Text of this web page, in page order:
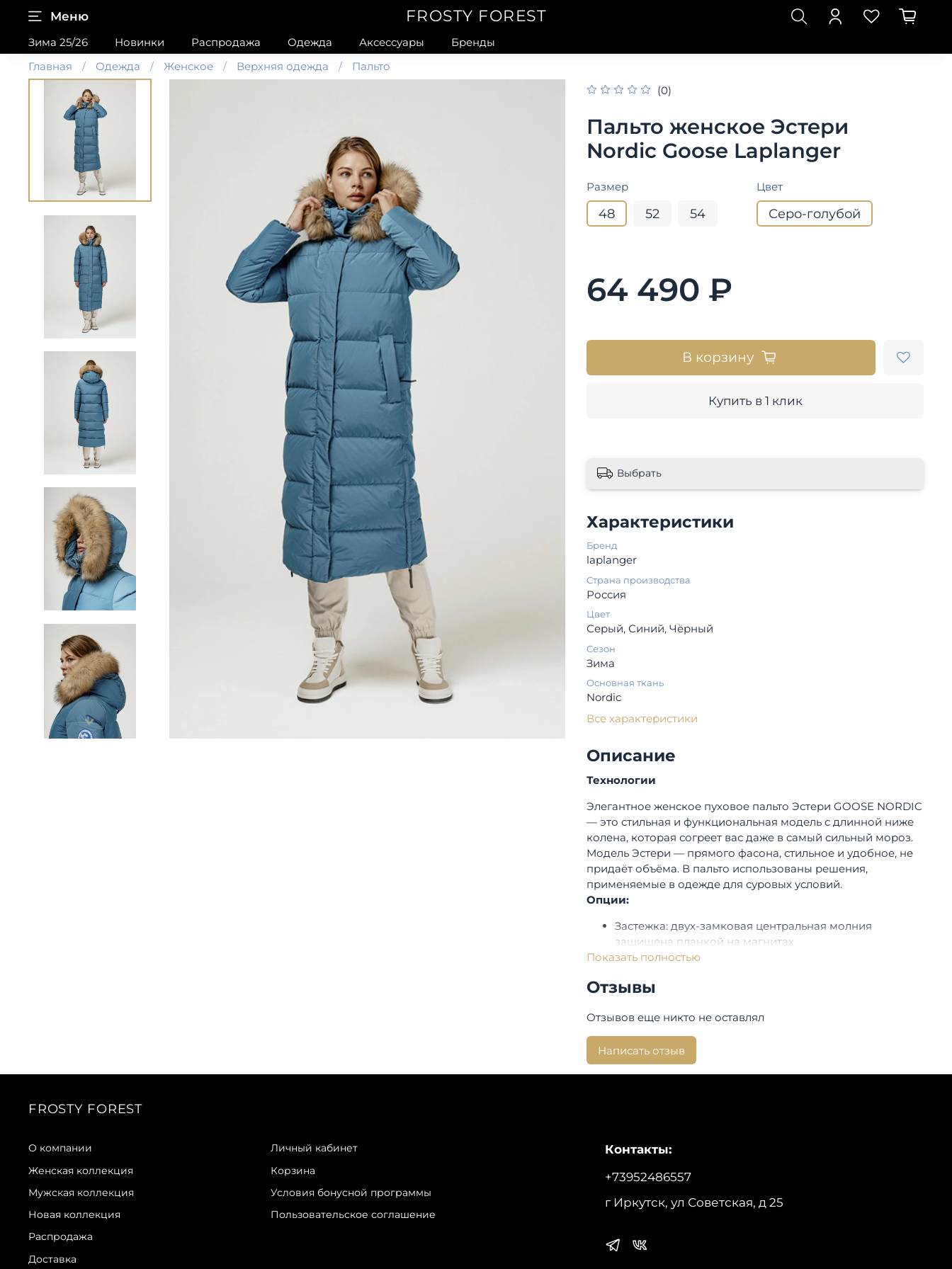
Меню FROSTY FOREST
Зима 25/26 Новинки Распродажа Одежда Аксессуары
Бренды
Главная
Одежда Женское Верхняя одежда
Пальто
(0)
Пальто женское Эстери
Nordic Goose Laplanger
Размер
48 52 54
Цвет
Серо-голубой
64 490 ₽
В корзину
Купить в 1 клик
Выбрать
Характеристики
Бренд
laplanger
Страна производства
Россия
Цвет
Серый, Синий, Чёрный
Сезон
Зима
Основная ткань
Nordic
Все характеристики
Описание
Технологии
Элегантное женское пуховое пальто Эстери GOOSE NORDIC
— это стильная и функциональная модель с длинной ниже
колена, которая согреет вас даже в самый сильный мороз.
Модель Эстери — прямого фасона, стильное и удобное, не
придаёт объёма. В пальто использованы решения,
применяемые в одежде для суровых условий.
Опции:
Застежка:двух-замковая центральная молния
защищена планкой на магнитах
Верхняя ткань: Nordic
Мех чернобурки только у цвета черного!
Посадка:
Длина изделия по спинке: 115 см.
Показать полностью
Отзывы
Отзывов еще никто не оставлял
Написать отзыв
FROSTY FOREST
О компании
Женская коллекция
Мужская коллекция
Новая коллекция
Распродажа
Доставка
Личный кабинет
Корзина
Условия бонусной программы
Пользовательское соглашение
Контакты:
+73952486557
г Иркутск, ул Советская, д 25